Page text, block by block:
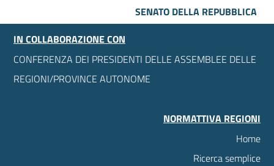
SENATO DELLA REPUBBLICA
IN COLLABORAZIONE CON
CONFERENZA DEI PRESIDENTI DELLE ASSEMBLEE DELLE
REGIONI/PROVINCE AUTONOME
NORMATTIVA REGIONI
Home
Ricerca semplice